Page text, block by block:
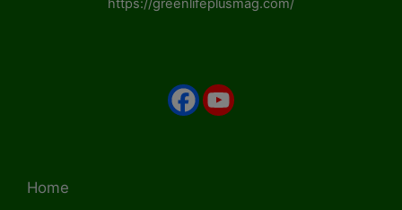
https://greenlifeplusmag.com/
Home